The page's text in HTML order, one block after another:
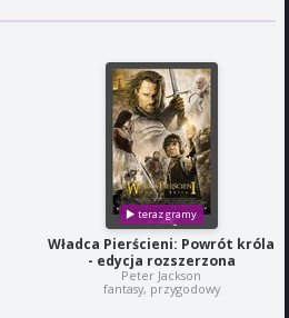
Władca Pierścieni: Powrót króla
- edycja rozszerzona
Peter Jackson
fantasy, przygodowy